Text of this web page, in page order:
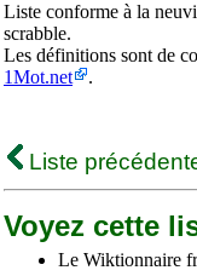
Liste conforme à la
scrabble.
Les définitions sont de
1Mot.net
.
Liste
Voyez cette
Le Wiktionnaire